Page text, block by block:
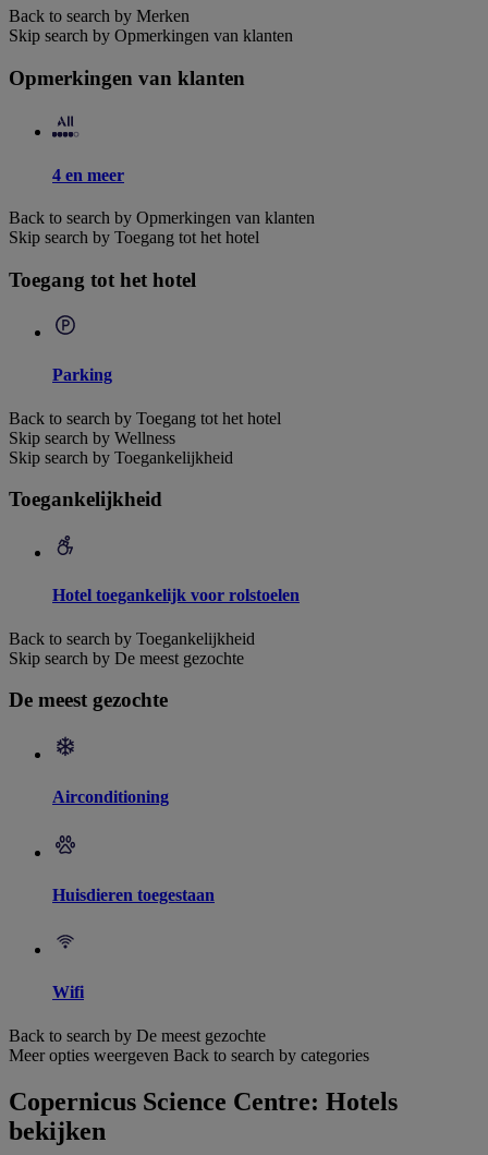
Back to search by Merken
Skip search by Opmerkingen van klanten
Opmerkingen van klanten
4 en meer
Back to search by Opmerkingen van klanten
Skip search by Toegang tot het hotel
Toegang tot het hotel
Parking
Back to search by Toegang tot het hotel
Skip search by Wellness
Skip search by Toegankelijkheid
Toegankelijkheid
Hotel toegankelijk voor rolstoelen
Back to search by Toegankelijkheid
Skip search by De meest gezochte
De meest gezochte
Airconditioning
Huisdieren toegestaan
Wifi
Back to search by De meest gezochte
Meer opties weergeven Back to search by categories
Copernicus Science Centre: Hotels
bekijken